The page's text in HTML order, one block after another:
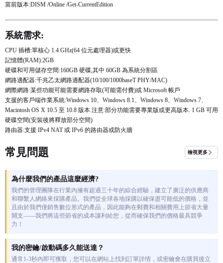
當前版本:DISM /Online /Get-CurrentEdition
系統需求:
CPU 插槽:單核心 1.4 GHz(64 位元處理器)或更快
記憶體(RAM):2GB
硬碟和可用儲存空間:160GB 硬碟,其中 60GB 為系統分割區
網路適配器:千兆乙太網路適配器(10/100/1000baseT PHY/MAC)
網際網路:某些功能可能需要網路存取(可能需付費)或 Microsoft 帳戶
支援的客戶端作業系統:Windows 10、Windows 8.1、Windows 8、Windows 7、
Macintosh OS X 10.5 至 10.8 版本.注意:部分功能需要專業版或更高版本. 1 GB 可用
硬碟空間(安裝後將釋放部分空間)
路由器:支援 IPv4 NAT 或 IPv6 的路由器或防火牆
常見問題 檢視更多
為什麼我們的產品這麼經濟?
我們的管理團隊在行業內擁有超過三十年的綜合經驗，建立了廣泛的供應商
和聯繫人網絡來採購產品。我們從全球各地採購以確保盡可能低的價格，並
且由於我們僅銷售數位形式的產品，因此能夠在郵費和相關費用上節省大量
開支——我們將這些節省的成本讓利給您，從而確保我們的價格最具競爭
力！
我的密鑰/啟動碼多久能送達？
通常1-3秒內即可獲取，您可以在網站上找到訂單詳情，或密鑰會在購買後立